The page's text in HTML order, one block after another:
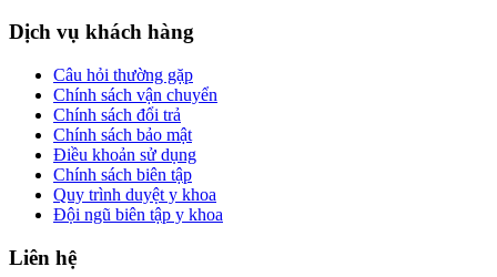
Dịch vụ khách hàng
Câu hỏi thường gặp
Chính sách vận chuyển
Chính sách đổi trả
Chính sách bảo mật
Điều khoản sử dụng
Chính sách biên tập
Quy trình duyệt y khoa
Đội ngũ biên tập y khoa
Liên hệ